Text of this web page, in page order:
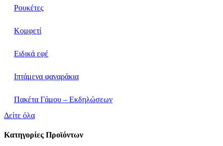
Ρουκέτες
Κομφετί
Ειδικά εφέ
Ιπτάμενα φαναράκια
Πακέτα Γάμου – Εκδηλώσεων
Δείτε όλα
Κατηγορίες Προϊόντων